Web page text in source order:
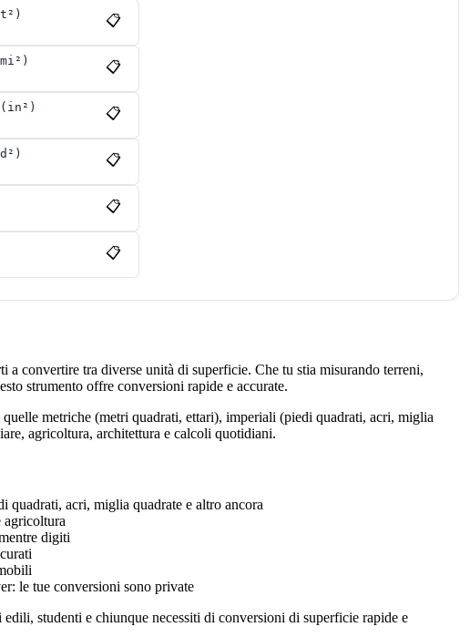
) 📋
mi² ) 📋
( in² ) 📋
) 📋
📋
📋
convertire tra diverse unità di superficie. Che tu stia misurando terreni,
strumento offre conversioni rapide e accurate.
metriche (metri quadrati, ettari), imperiali (piedi quadrati, acri, miglia
agricoltura, architettura e calcoli quotidiani.
acri, miglia quadrate e altro ancora
agricoltura
digiti
le tue conversioni sono private
studenti e chiunque necessiti di conversioni di superficie rapide e